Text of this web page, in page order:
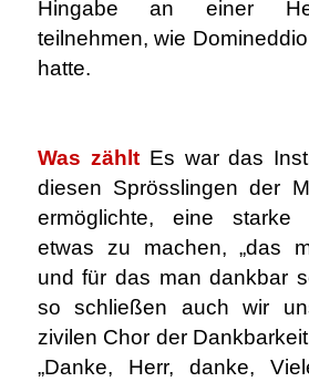
Hingabe an einer
teilnehmen, wie
hatte.
Was zähltEs war das
diesen Sprösslingen der
ermöglichte, eine starke
etwas zu machen, „das
und für das man dankbar
so schließen auch wir
zivilen Chor der
„Danke, Herr, danke,